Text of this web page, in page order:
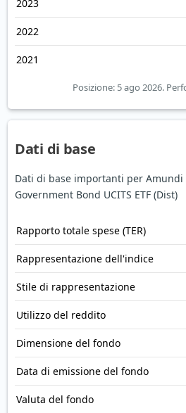
2023
2022
2021
Posizione: 5 ago 2026.
Dati di base
Dati di base importanti per Amundi
Government Bond UCITS ETF (Dist)
Rapporto totale spese (TER)
Rappresentazione dell'indice
Stile di rappresentazione
Utilizzo del reddito
Dimensione del fondo
Data di emissione del fondo
Valuta del fondo